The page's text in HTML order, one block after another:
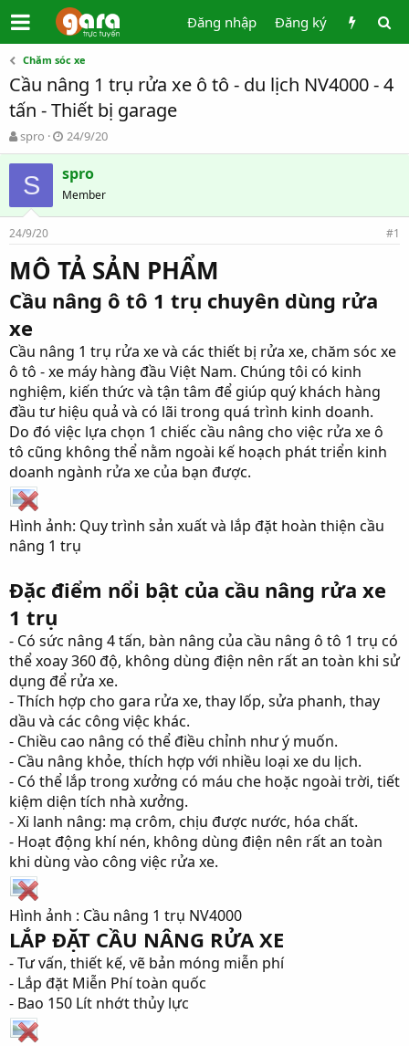
Đăng nhập Đăng ký
Chăm sóc xe
Cầu nâng 1 trụ rửa xe ô tô - du lịch NV4000 - 4
tấn - Thiết bị garage
T
h
r
e
d
s
a
r
t
r
spro
N
g
à
y
g
ử
24/9/20
S spro
Member
24/9/20 #1
MÔ TẢ SẢN PHẨM
Cầu nâng ô tô 1 trụ chuyên dùng rửa
xe
Cầu nâng 1 trụ rửa xe và các thiết bị rửa xe, chăm sóc xe
ô tô - xe máy hàng đầu Việt Nam. Chúng tôi có kinh
nghiệm, kiến thức và tận tâm để giúp quý khách hàng
đầu tư hiệu quả và có lãi trong quá trình kinh doanh.
Do đó việc lựa chọn 1 chiếc cầu nâng cho việc rửa xe ô
tô cũng không thể nằm ngoài kế hoạch phát triển kinh
doanh ngành rửa xe của bạn được.
Hình ảnh: Quy trình sản xuất và lắp đặt hoàn thiện cầu
nâng 1 trụ
Đặc điểm nổi bật của cầu nâng rửa xe
1 trụ
- Có sức nâng 4 tấn, bàn nâng của cầu nâng ô tô 1 trụ có
thể xoay 360 độ, không dùng điện nên rất an toàn khi sử
dụng để rửa xe.
- Thích hợp cho gara rửa xe, thay lốp, sửa phanh, thay
dầu và các công việc khác.
- Chiều cao nâng có thể điều chỉnh như ý muốn.
- Cầu nâng khỏe, thích hợp với nhiều loại xe du lịch.
- Có thể lắp trong xưởng có máu che hoặc ngoài trời, tiết
kiệm diện tích nhà xưởng.
- Xi lanh nâng: mạ crôm, chịu được nước, hóa chất.
- Hoạt động khí nén, không dùng điện nên rất an toàn
khi dùng vào công việc rửa xe.
Hình ảnh : Cầu nâng 1 trụ NV4000
LẮP ĐẶT CẦU NÂNG RỬA XE
- Tư vấn, thiết kế, vẽ bản móng miễn phí
- Lắp đặt Miễn Phí toàn quốc
- Bao 150 Lít nhớt thủy lực